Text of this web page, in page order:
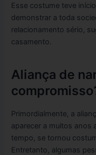
Esse costume teve
demonstrar a toda
relacionamento sério,
casamento.
Aliança de
Primordialmente, a
aparecer a muitos anos
tempo, se tornou
Entretanto, algumas